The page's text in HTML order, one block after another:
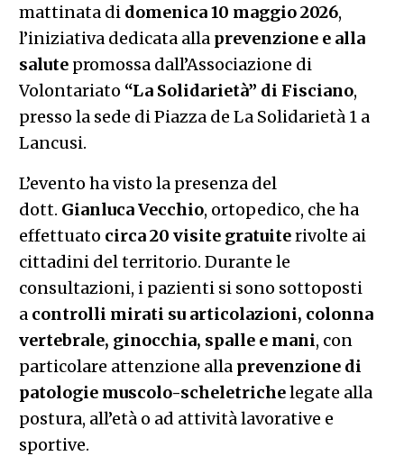
mattinata di domenica 10 maggio 2026,
l’iniziativa dedicata alla prevenzione e alla
salutepromossa dall’Associazione di
Volontariato “La Solidarietà” di Fisciano,
presso la sede di Piazza de La Solidarietà 1 a
Lancusi.
L’evento ha visto la presenza del
dott. Gianluca Vecchio, ortopedico, che ha
effettuato circa 20 visite gratuiterivolte ai
cittadini del territorio. Durante le
consultazioni, i pazienti si sono sottoposti
a controlli mirati su articolazioni, colonna
vertebrale, ginocchia, spalle e mani, con
particolare attenzione alla prevenzione di
patologie muscolo-scheletrichelegate alla
postura, all’età o ad attività lavorative e
sportive.